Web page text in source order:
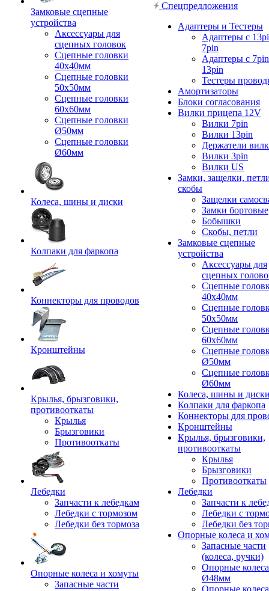
Замковые сцепные
устройства
Аксессуары для
сцепных головок
Сцепные головки
40x40мм
Сцепные головки
50x50мм
Сцепные головки
60x60мм
Сцепные головки
Ø50мм
Сцепные головки
Ø60мм
Колеса, шины и диски
Колпаки для фаркопа
Коннекторы для проводов
Кронштейны
Крылья, брызговики,
противооткаты
Крылья
Брызговики
Противооткаты
Лебедки
Запчасти к лебедкам
Лебедки с тормозом
Лебедки без тормоза
Опорные колеса и хомуты
Запасные части
Спецпредложения
Адаптеры и Тестеры
Адаптеры с
7pin
Адаптеры с
13pin
Тестеры
Амортизаторы
Блоки согласования
Вилки прицепа 12V
Вилки 7pin
Вилки 13pin
Держатели
Вилки 3pin
Вилки US
Замки, защелки,
скобы
Защелки
Замки бортовые
Бобышки
Скобы, петли
Замковые сцепные
устройства
Аксессуары для
сцепных
Сцепные
40x40мм
Сцепные
50x50мм
Сцепные
60x60мм
Сцепные
Ø50мм
Сцепные
Ø60мм
Колеса, шины и
Колпаки для фаркопа
Коннекторы для
Кронштейны
Крылья, брызговики,
противооткаты
Крылья
Брызговики
Противооткаты
Лебедки
Запчасти к
Лебедки с
Лебедки без
Опорные колеса и
Запасные части
(колеса, ручки)
Опорные колеса
Ø48мм
Опорные колеса